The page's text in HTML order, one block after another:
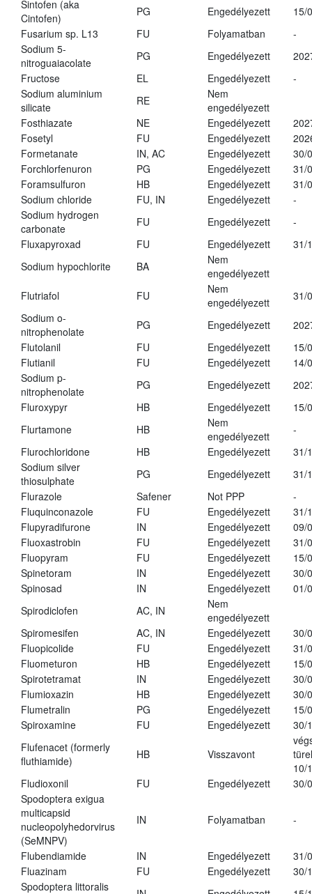
Sintofen (aka
Cintofen)
PG Engedélyezett
15/
Fusarium sp. L13
FU Folyamatban
-
Sodium 5-
nitroguaiacolate
PG Engedélyezett
Fructose
EL Engedélyezett
-
Sodium aluminium
silicate
RE
Nem
engedélyezett
Fosthiazate
NE Engedélyezett
Fosetyl
FU Engedélyezett
Formetanate
IN, AC Engedélyezett
30/
Forchlorfenuron
PG Engedélyezett
31/
Foramsulfuron
HB Engedélyezett
31/
Sodium chloride
FU, IN Engedélyezett
-
Sodium hydrogen
carbonate
FU Engedélyezett
-
Fluxapyroxad
FU Engedélyezett
31/
Sodium hypochlorite
BA
Nem
engedélyezett
Flutriafol
FU
Nem
engedélyezett
31/
Sodium o-
nitrophenolate
PG Engedélyezett
Flutolanil
FU Engedélyezett
15/
Flutianil
FU Engedélyezett
14/
Sodium p-
nitrophenolate
PG Engedélyezett
Fluroxypyr
HB Engedélyezett
15/
Flurtamone
HB
Nem
engedélyezett
-
Flurochloridone
HB Engedélyezett
31/
Sodium silver
thiosulphate
PG Engedélyezett
31/
Flurazole
Safener Not PPP
-
Fluquinconazole
FU Engedélyezett
31/
Flupyradifurone
IN Engedélyezett
09/
Fluoxastrobin
FU Engedélyezett
31/
Fluopyram
FU Engedélyezett
15/
Spinetoram
IN Engedélyezett
30/
Spinosad
IN Engedélyezett
01/
Spirodiclofen
AC, IN
Nem
engedélyezett
Spiromesifen
AC, IN Engedélyezett
30/
Fluopicolide
FU Engedélyezett
31/
Fluometuron
HB Engedélyezett
15/
Spirotetramat
IN Engedélyezett
30/
Flumioxazin
HB Engedélyezett
30/
Flumetralin
PG Engedélyezett
15/
Spiroxamine
FU Engedélyezett
30/
Flufenacet (formerly
fluthiamide)
HB Visszavont
10/
Fludioxonil
FU Engedélyezett
30/
Spodoptera exigua
multicapsid
nucleopolyhedorvirus
(SeMNPV)
IN Folyamatban -
Flubendiamide IN Engedélyezett
31/
Fluazinam
FU Engedélyezett
30/
Spodoptera littoralis